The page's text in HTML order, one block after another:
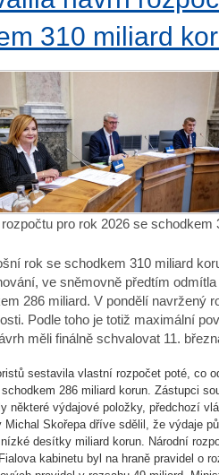
310 miliard
pro rok 2026 se schodkem
rok se schodkem 310 miliard
ve sněmovně předtím
286 miliard. V pondělí navržený
Podle toho je totiž maximální
měli finálně schvalovat 11.
sestavila vlastní rozpočet poté, co
286 miliard korun. Zástupci
některé výdajové položky, předchozí
Michal Skořepa dříve sdělil, že výdaje
desítky miliard korun. Národní
kabinetu byl na hraně pravidel o